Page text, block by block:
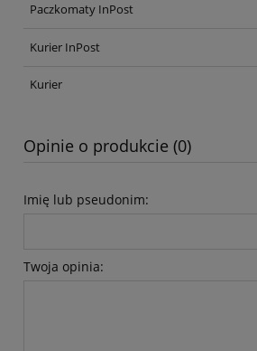
Paczkomaty InPost
Kurier InPost
Kurier
Opinie o produkcie (0)
Imię lub pseudonim:
Twoja opinia: